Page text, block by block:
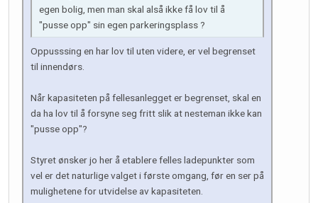
egen bolig, men man skal alså ikke få lov til å
"pusse opp" sin egen parkeringsplass ?
Oppusssing en har lov til uten videre, er vel begrenset
til innendørs.
Når kapasiteten på fellesanlegget er begrenset, skal en
da ha lov til å forsyne seg fritt slik at nesteman ikke kan
"pusse opp"?
Styret ønsker jo her å etablere felles ladepunkter som
vel er det naturlige valget i første omgang, før en ser på
mulighetene for utvidelse av kapasiteten.